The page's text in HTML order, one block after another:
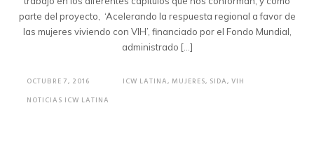
parte del proyecto, ‘Acelerando la respuesta regional a favor de
las mujeres viviendo con VIH’, financiado por el Fondo Mundial,
administrado […]
OCTUBRE 7, 2016 ICW LATINA, MUJERES, SIDA, VIH
NOTICIAS ICW LATINA